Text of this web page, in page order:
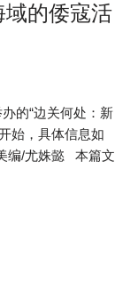
的倭寇活
的“边关何处：新
始，具体信息如
编/尤姝懿 本篇文